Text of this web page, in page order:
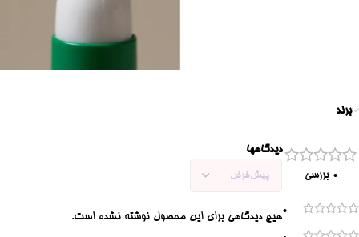
برند
0 بررسی
0
دیدگاهها
هیچ دیدگاهی برای این محصول نوشته نشده است.